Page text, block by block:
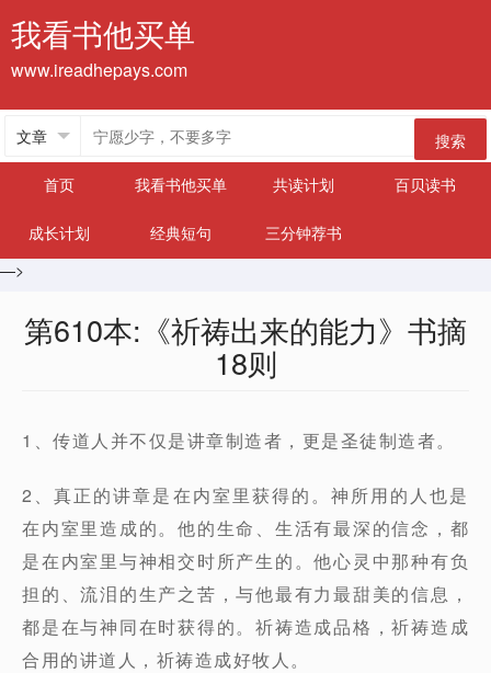
我看书他买单
www.ireadhepays.com
搜索
首页
我看书他买单 共读计划 百贝读书
成长计划 经典短句
三分钟荐书
—>
第610本:《祈祷出来的能力》书摘
18则
1、传道人并不仅是讲章制造者，更是圣徒制造者。
2、真正的讲章是在内室里获得的。神所用的人也是
在内室里造成的。他的生命、生活有最深的信念，都
是在内室里与神相交时所产生的。他心灵中那种有负
担的、流泪的生产之苦，与他最有力最甜美的信息，
都是在与神同在时获得的。祈祷造成品格，祈祷造成
合用的讲道人，祈祷造成好牧人。